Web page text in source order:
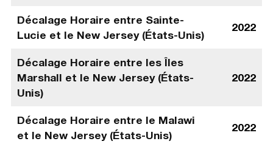
Décalage Horaire entre Sainte-
Lucie et le New Jersey (États-Unis)
2022
Décalage Horaire entre les Îles
Marshall et le New Jersey (États-
Unis)
2022
Décalage Horaire entre le Malawi
et le New Jersey (États-Unis)
2022